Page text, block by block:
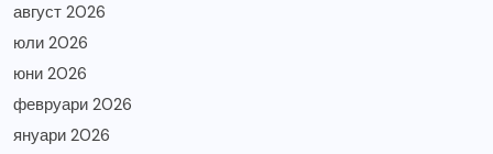
август 2026
юли 2026
юни 2026
февруари 2026
януари 2026